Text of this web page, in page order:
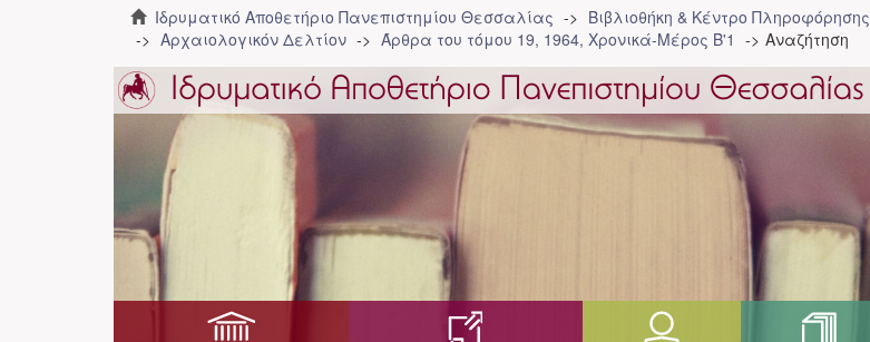
Ιδρυματικό Αποθετήριο Πανεπιστημίου Θεσσαλίας Βιβλιοθήκη & Κέντρο Πληροφόρησης
Αρχαιολογικόν Δελτίον
Άρθρα του τόμου 19, 1964, Χρονικά-Μέρος Β'1 Αναζήτηση